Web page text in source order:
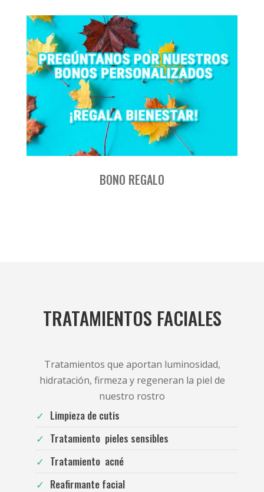
BONO REGALO
TRATAMIENTOS FACIALES
Tratamientos que aportan luminosidad,
hidratación, firmeza y regeneran la piel de
nuestro rostro
Limpieza de cutis
Tratamiento pieles sensibles
Tratamiento acné
Reafirmante facial